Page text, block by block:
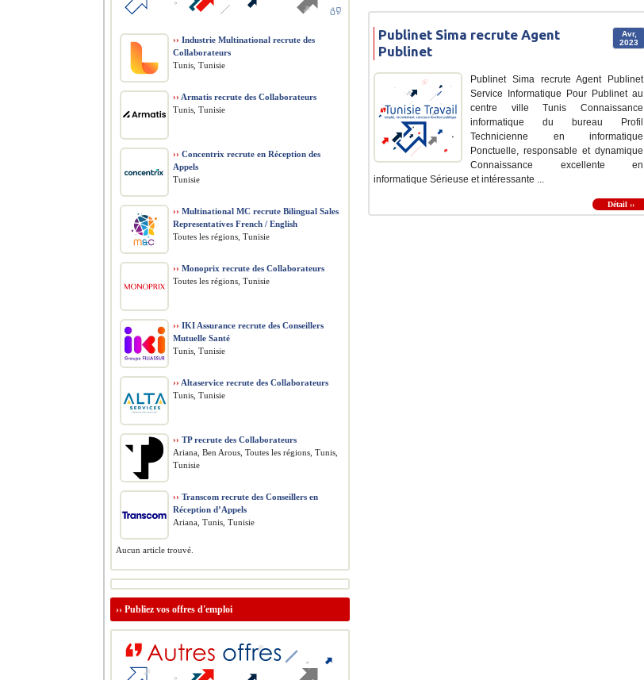
Avr,
2023
Publinet Sima recrute Agent
Publinet
Publinet Sima recrute Agent Publinet
Service Informatique Pour Publinet au
centre ville Tunis Connaissance
informatique du bureau Profil
Technicienne en informatique
Ponctuelle, responsable et dynamique
Connaissance excellente en
informatique Sérieuse et intéressante ...
Détail ››
›› Industrie Multinational recrute des
Collaborateurs
Tunis, Tunisie
›› Armatis recrute des Collaborateurs
Tunis, Tunisie
›› Concentrix recrute en Réception des
Appels
Tunisie
›› Multinational MC recrute Bilingual Sales
Representatives French / English
Toutes les régions, Tunisie
›› Monoprix recrute des Collaborateurs
Toutes les régions, Tunisie
›› IKI Assurance recrute des Conseillers
Mutuelle Santé
Tunis, Tunisie
›› Altaservice recrute des Collaborateurs
Tunis, Tunisie
›› TP recrute des Collaborateurs
Ariana, Ben Arous, Toutes les régions, Tunis,
Tunisie
›› Transcom recrute des Conseillers en
Réception d’Appels
Ariana, Tunis, Tunisie
Aucun article trouvé.
›› Publiez vos offres d'emploi